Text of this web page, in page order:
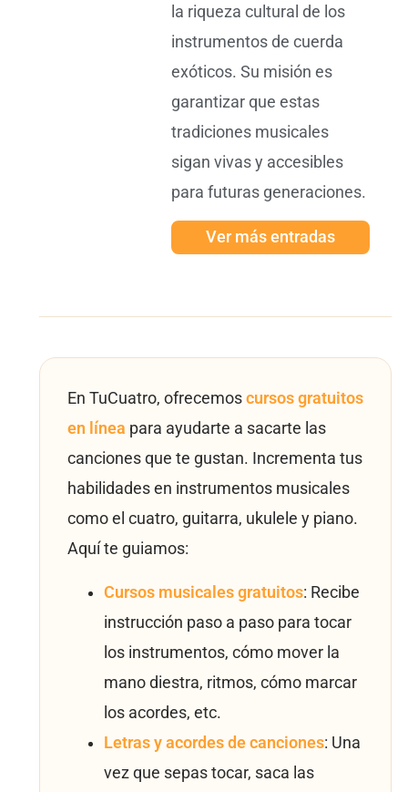
la riqueza cultural de los
instrumentos de cuerda
exóticos. Su misión es
garantizar que estas
tradiciones musicales
sigan vivas y accesibles
para futuras generaciones.
Ver más entradas
En TuCuatro, ofrecemos cursos gratuitos
en línea para ayudarte a sacarte las
canciones que te gustan. Incrementa tus
habilidades en instrumentos musicales
como el cuatro, guitarra, ukulele y piano.
Aquí te guiamos:
Cursos musicales gratuitos: Recibe
instrucción paso a paso para tocar
los instrumentos, cómo mover la
mano diestra, ritmos, cómo marcar
los acordes, etc.
Letras y acordes de canciones: Una
vez que sepas tocar, saca las